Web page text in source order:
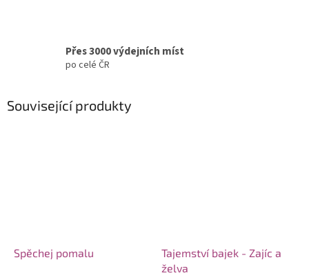
Přes 3000 výdejních míst
po celé ČR
Související produkty
Spěchej pomalu
Tajemství bajek - Zajíc a
želva